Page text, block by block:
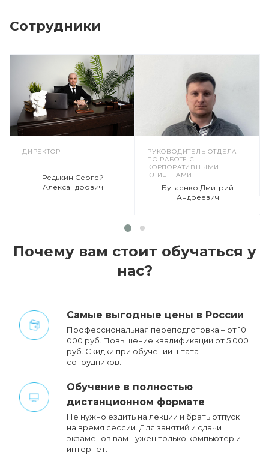
Сотрудники
ДИРЕКТОР
Редькин Сергей
Александрович
РУКОВОДИТЕЛЬ ОТДЕЛА
ПО РАБОТЕ С
КОРПОРАТИВНЫМИ
КЛИЕНТАМИ
Бугаенко Дмитрий
Андреевич
Почему вам стоит обучаться у
нас?
Cамые выгодные цены в России
Профессиональная переподготовка – от 10
000 руб. Повышение квалификации от 5 000
руб. Cкидки при обучении штата
сотрудников.
Обучение в полностью
дистанционном формате
Не нужно ездить на лекции и брать отпуск
на время сессии. Для занятий и сдачи
экзаменов вам нужен только компьютер и
интернет.